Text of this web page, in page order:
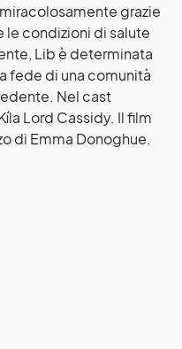
grazie
le condizioni di salute
Lib è determinata
fede di una comunità
Nel cast
Lord Cassidy. Il film
di Emma Donoghue.